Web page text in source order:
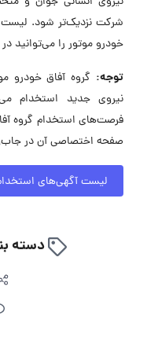
شرکت نزدیک‌تر شود.
خودرو موتور را می‌توانید
توجه:
نیروی جدید استخدام
فرصت‌های استخدام گروه
صفحه اختصاصی آن در
لیست آگهی‌های
دسته